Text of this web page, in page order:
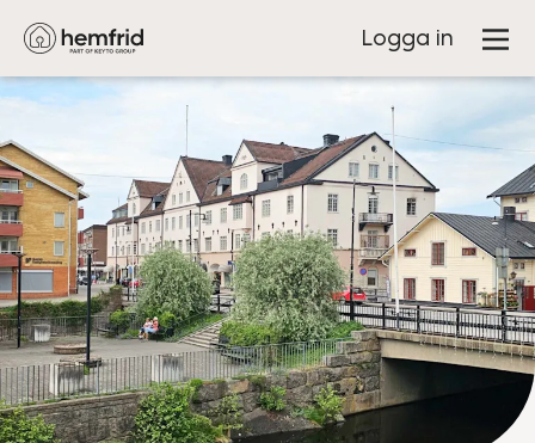
Logga in